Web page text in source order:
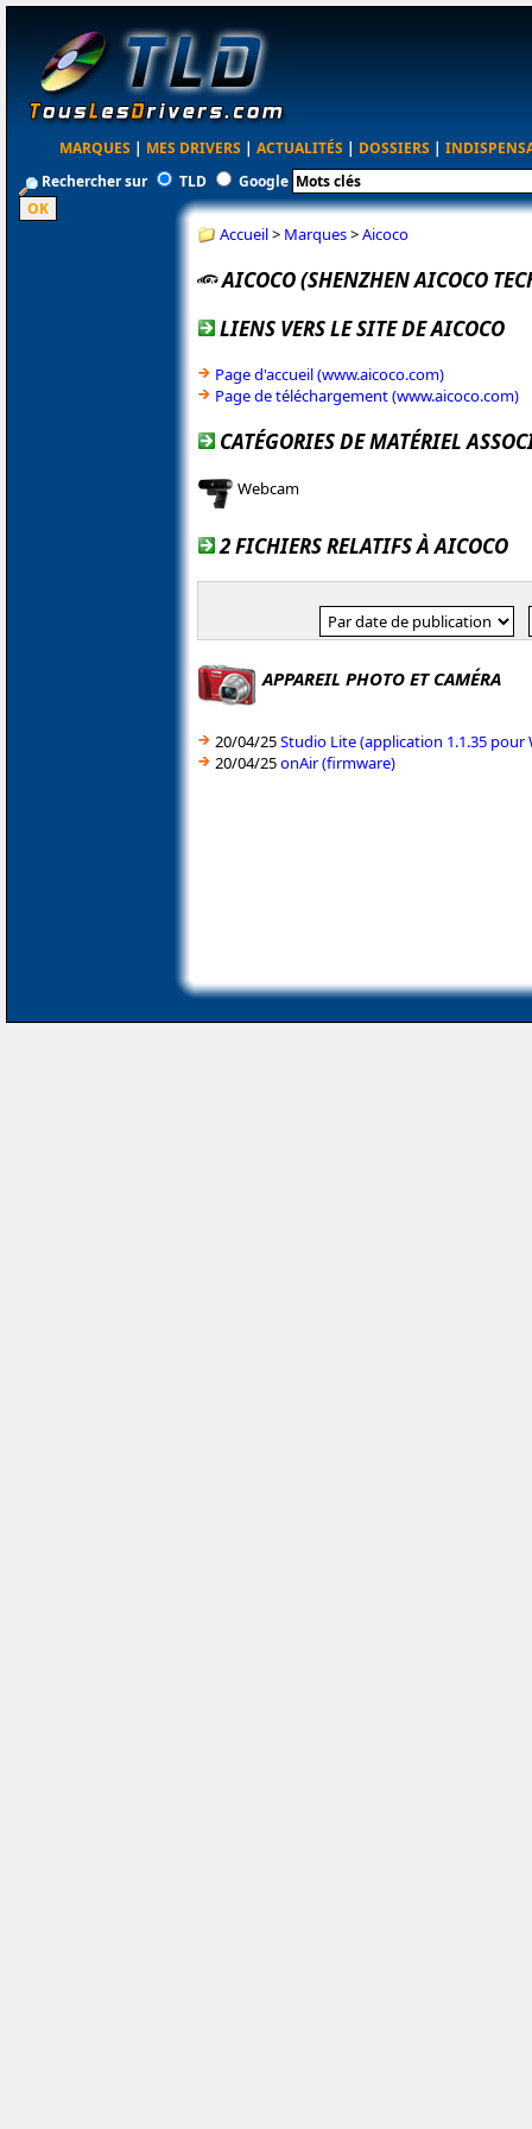
MARQUES | MES DRIVERS | ACTUALITÉS | DOSSIERS |
Rechercher sur
TLD Google
Accueil> Marques>Aicoco
AICOCO (SHENZHEN AICOCO
LIENS VERS LE SITE DE AICOCO
Page d'accueil (www.aicoco.com)
Page de téléchargement (www.aicoco.com)
CATÉGORIES DE MATÉRIEL
Webcam
2 FICHIERS RELATIFS À AICOCO
APPAREIL PHOTO ET CAMÉRA
20/04/25Studio Lite (application 1.1.35 pour
20/04/25onAir (firmware)